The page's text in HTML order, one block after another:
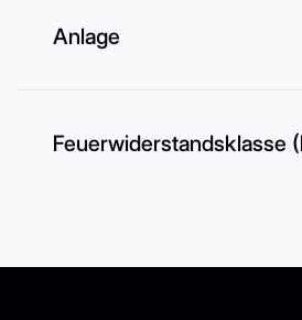
Anlage
Feuerwiderstandsklasse